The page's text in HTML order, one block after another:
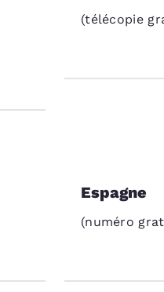
(télécopie
Espagne
(numéro